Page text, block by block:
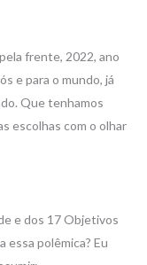
frente, 2022, ano
e para o mundo, já
Que tenhamos
escolhas com o olhar
e dos 17 Objetivos
polêmica? Eu